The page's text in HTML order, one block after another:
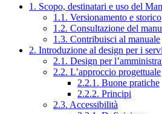
1. Scopo, destinatari e uso del
1.1. Versionamento e storico
1.2. Consultazione del
1.3. Contribuisci al manuale
2. Introduzione al design per i
2.1. Design per
2.2. L’approccio progettuale
2.2.1. Buone pratiche
2.2.2. Principi
2.3. Accessibilità